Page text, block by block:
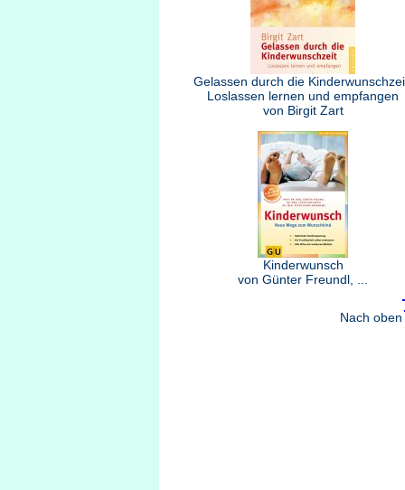
Gelassen durch die
Loslassen lernen und empfangen
von Birgit Zart
Kinderwunsch
von Günter Freundl, ...
Nach oben